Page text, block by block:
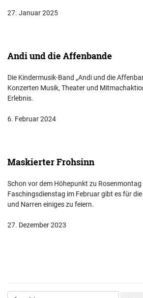
27. Januar 2025
Andi und die Affenbande
Die Kindermusik-Band „Andi und die
Konzerten Musik, Theater und
Erlebnis.
6. Februar 2024
Maskierter Frohsinn
Schon vor dem Höhepunkt zu Rosenmontag
Faschingsdienstag im Februar gibt es für
und Narren einiges zu feiern.
27. Dezember 2023
Beitragsnavigation